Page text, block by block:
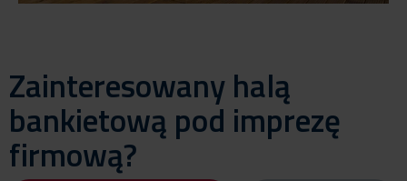
Zainteresowany halą
bankietową pod imprezę
firmową?